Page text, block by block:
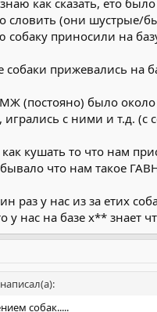
как сказать, ето
словить (они шустрые/
собаку приносили на
собаки прижевались на
(постояно) было около
игрались с ними и т.д. (с
кушать то что нам
что нам такое
раз у нас из за етих
у нас на базе х** знает
собак.....